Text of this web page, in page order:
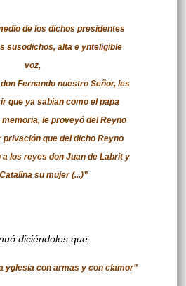
de los dichos presidentes
susodichos, alta e ynteligible
voz,
Fernando nuestro Señor, les
que ya sabían como el papa
memoria, le proveyó del Reyno
privación que del dicho Reyno
a los reyes don Juan de Labrit y
su mujer (...)”
diciéndoles que:
yglesia con armas y con clamor”